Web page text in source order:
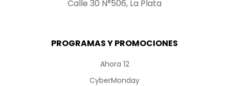
PROGRAMAS Y PROMOCIONES
Ahora 12
CyberMonday
Calle 30 N°506, La Plata